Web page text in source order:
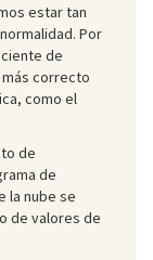
estar tan
Por
de
correcto
como el
de
de
la nube se
de valores de